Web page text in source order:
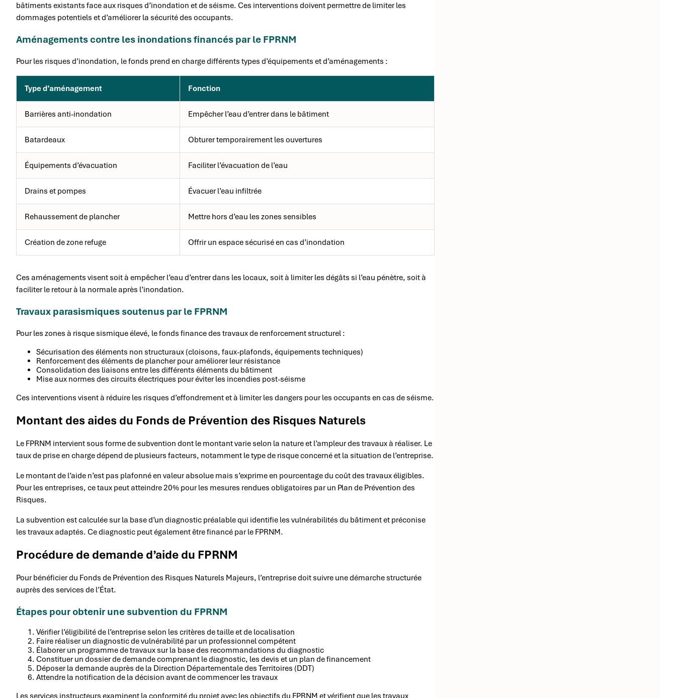
bâtiments existants face aux risques d’inondation et de séisme. Ces interventions doivent permettre de limiter les
dommages potentiels et d’améliorer la sécurité des occupants.
Aménagements contre les inondations financés par le FPRNM
Pour les risques d’inondation, le fonds prend en charge différents types d’équipements et d’aménagements :
Type d’aménagement Fonction
Barrières anti-inondation Empêcher l’eau d’entrer dans le bâtiment
Batardeaux Obturer temporairement les ouvertures
Équipements d’évacuation Faciliter l’évacuation de l’eau
Drains et pompes Évacuer l’eau infiltrée
Rehaussement de plancher Mettre hors d’eau les zones sensibles
Création de zone refuge Offrir un espace sécurisé en cas d’inondation
Ces aménagements visent soit à empêcher l’eau d’entrer dans les locaux, soit à limiter les dégâts si l’eau pénètre, soit à
faciliter le retour à la normale après l’inondation.
Travaux parasismiques soutenus par le FPRNM
Pour les zones à risque sismique élevé, le fonds finance des travaux de renforcement structurel :
Sécurisation des éléments non structuraux (cloisons, faux-plafonds, équipements techniques)
Renforcement des éléments de plancher pour améliorer leur résistance
Consolidation des liaisons entre les différents éléments du bâtiment
Mise aux normes des circuits électriques pour éviter les incendies post-séisme
Ces interventions visent à réduire les risques d’effondrement et à limiter les dangers pour les occupants en cas de séisme.
Montant des aides du Fonds de Prévention des Risques Naturels
Le FPRNM intervient sous forme de subvention dont le montant varie selon la nature et l’ampleur des travaux à réaliser. Le
taux de prise en charge dépend de plusieurs facteurs, notamment le type de risque concerné et la situation de l’entreprise.
Le montant de l’aide n’est pas plafonné en valeur absolue mais s’exprime en pourcentage du coût des travaux éligibles.
Pour les entreprises, ce taux peut atteindre 20% pour les mesures rendues obligatoires par un Plan de Prévention des
Risques.
La subvention est calculée sur la base d’un diagnostic préalable qui identifie les vulnérabilités du bâtiment et préconise
les travaux adaptés. Ce diagnostic peut également être financé par le FPRNM.
Procédure de demande d’aide du FPRNM
Pour bénéficier du Fonds de Prévention des Risques Naturels Majeurs, l’entreprise doit suivre une démarche structurée
auprès des services de l’État.
Étapes pour obtenir une subvention du FPRNM
Vérifier l’éligibilité de l’entreprise selon les critères de taille et de localisation
Faire réaliser un diagnostic de vulnérabilité par un professionnel compétent
Élaborer un programme de travaux sur la base des recommandations du diagnostic
Constituer un dossier de demande comprenant le diagnostic, les devis et un plan de financement
Déposer la demande auprès de la Direction Départementale des Territoires (DDT)
Attendre la notification de la décision avant de commencer les travaux